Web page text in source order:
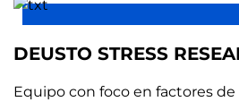
DEUSTO STRESS
Equipo con foco en factores de